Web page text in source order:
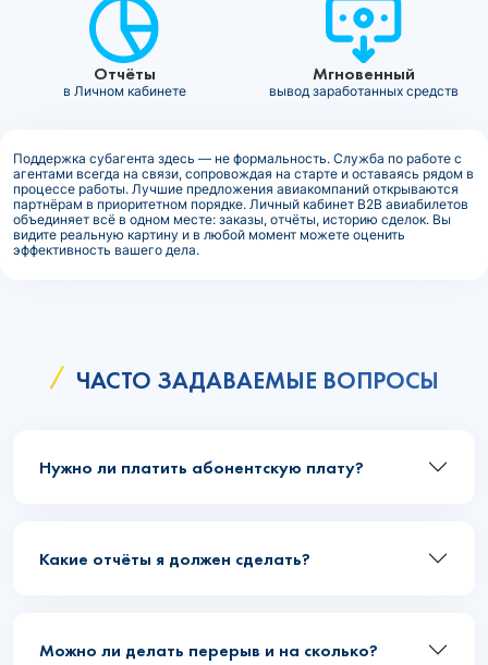
Отчёты
в Личном кабинете
Мгновенный
вывод заработанных средств
Поддержка субагента здесь — не формальность. Служба по работе с
агентами всегда на связи, сопровождая на старте и оставаясь рядом в
процессе работы. Лучшие предложения авиакомпаний открываются
партнёрам в приоритетном порядке. Личный кабинет B2B авиабилетов
объединяет всё в одном месте: заказы, отчёты, историю сделок. Вы
видите реальную картину и в любой момент можете оценить
эффективность вашего дела.
ЧАСТО ЗАДАВАЕМЫЕ ВОПРОСЫ
Нужно ли платить абонентскую плату?
Какие отчёты я должен сделать?
Можно ли делать перерыв и на сколько?